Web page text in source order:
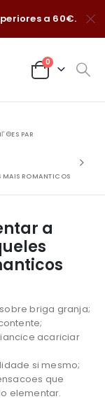
a 60€.
0
PAR
MAIS ROMANTICOS
a
briga granja;
acariciar
si mesmo;
que
elementar.